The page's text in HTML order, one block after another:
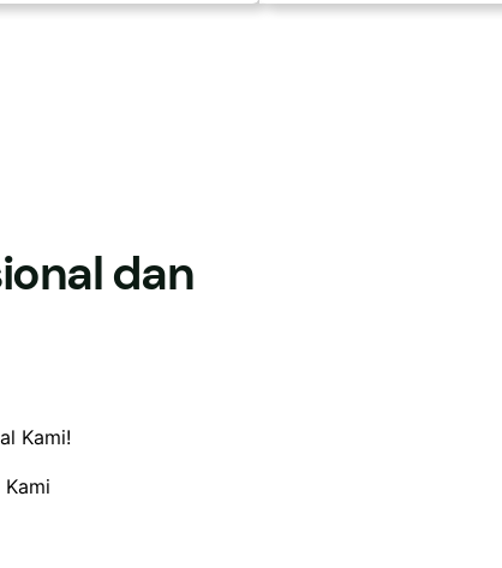
dan
Kami!